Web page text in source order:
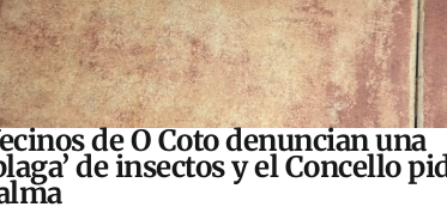
de O Coto denuncian una
de insectos y el Concello